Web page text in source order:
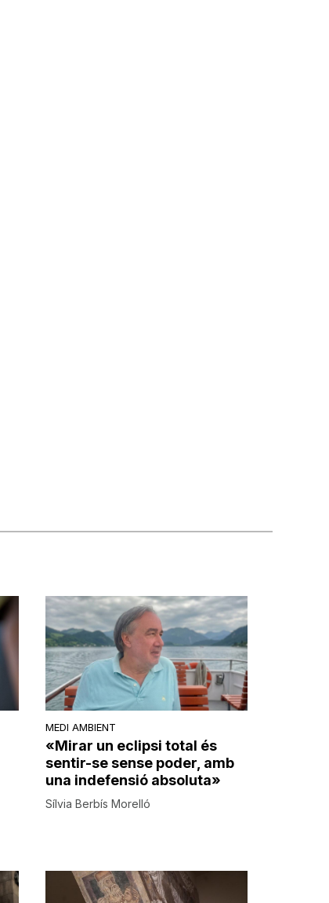
MEDI AMBIENT
«Mirar un eclipsi total és
sentir-se sense poder, amb
una indefensió absoluta»
Sílvia Berbís Morelló